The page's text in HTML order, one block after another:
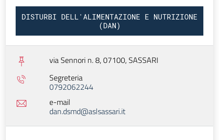
DISTURBI DELL'ALIMENTAZIONE E NUTRIZIONE
(DAN)
via Sennori n. 8, 07100,SASSARI
Segreteria
0792062244
e-mail
dan.dsmd@aslsassari.it